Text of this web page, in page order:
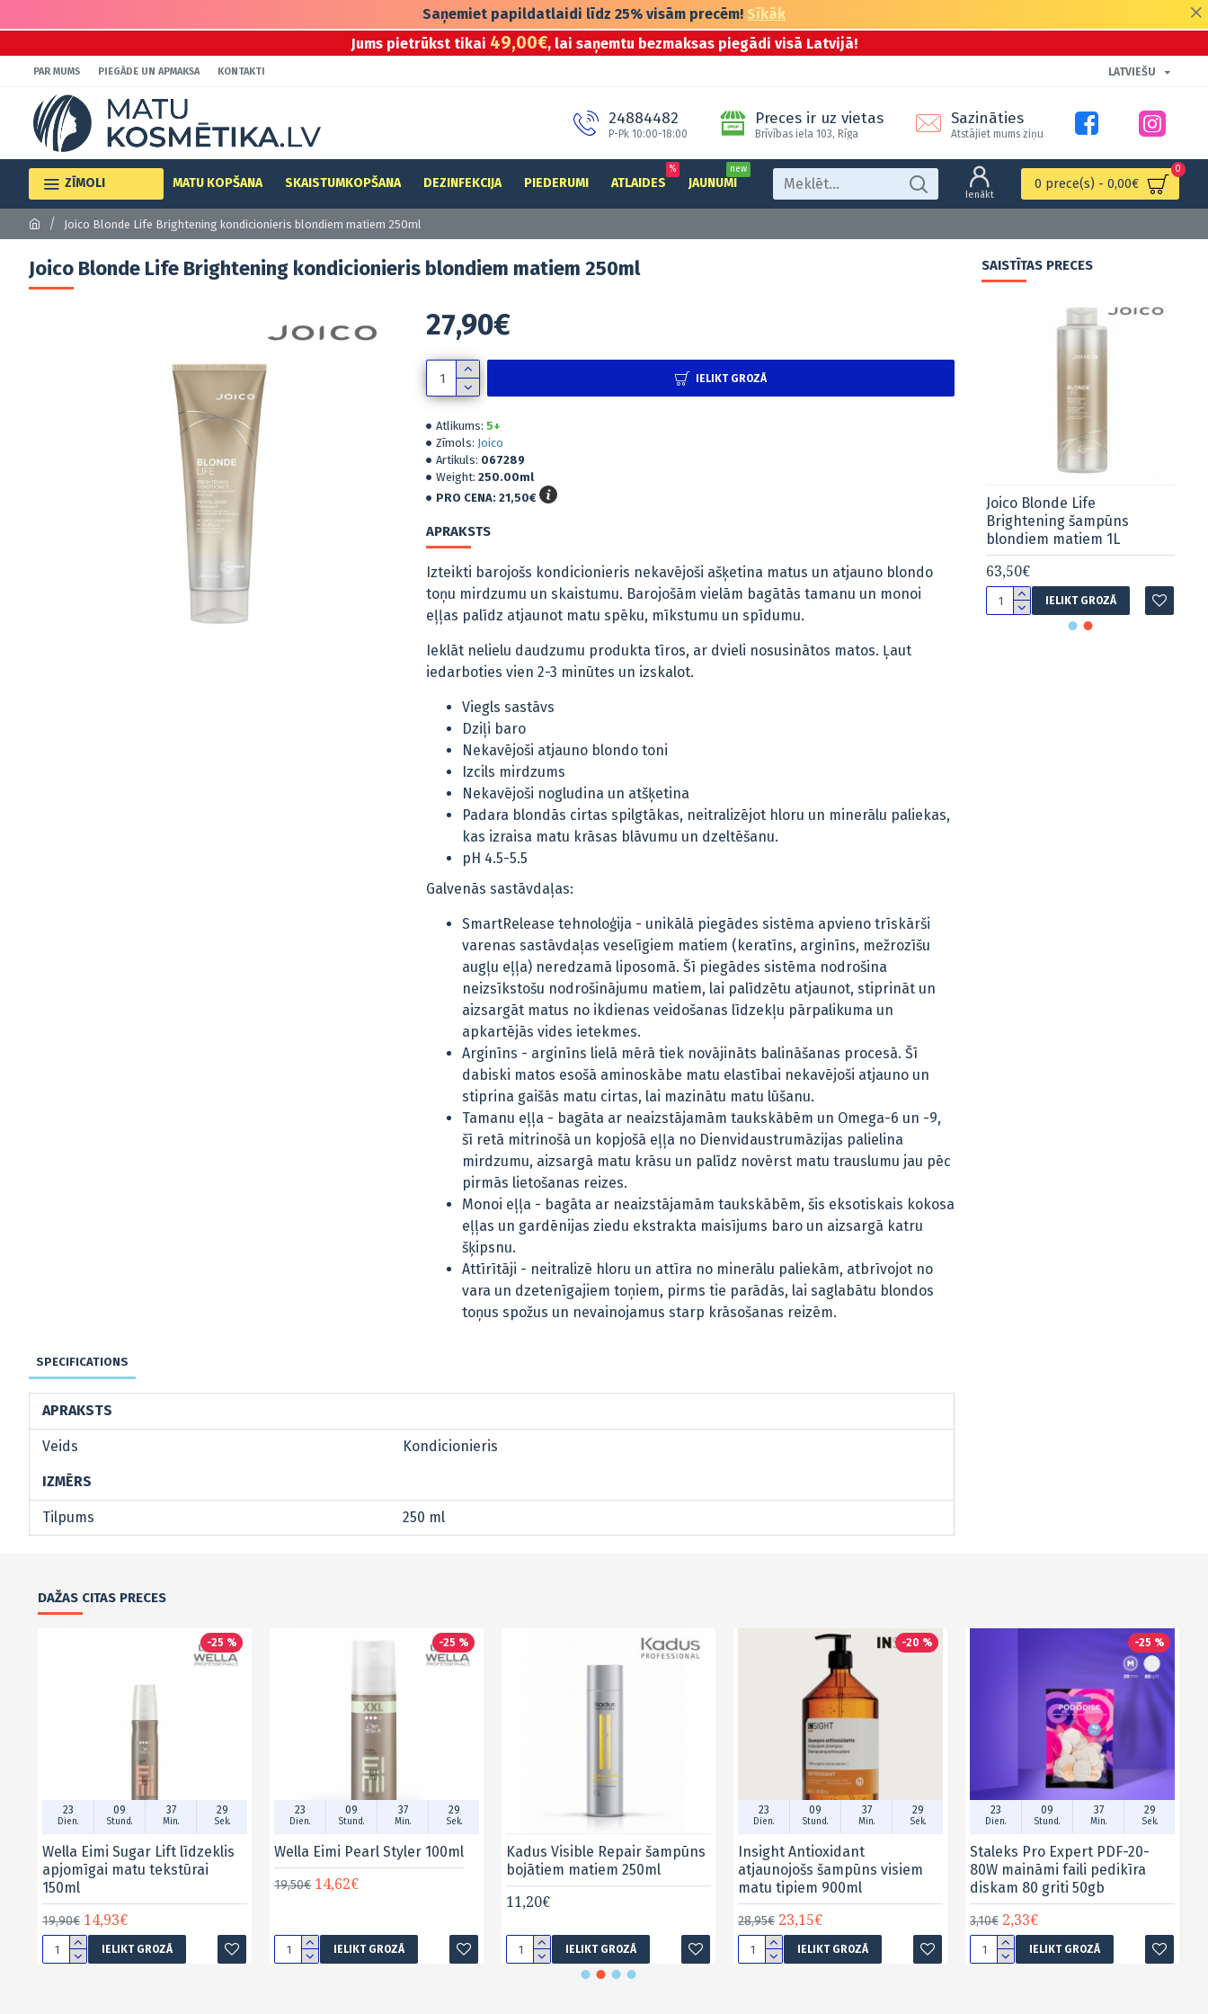
Saņemiet papildatlaidi līdz 25% visām precēm! Sīkāk
Jums pietrūkst tikai 49,00€, lai saņemtu bezmaksas piegādi visā Latvijā!
PAR MUMS PIEGĀDE UN APMAKSA KONTAKTI LATVIEŠU
24884482
P-Pk 10:00-18:00
Preces ir uz vietas
Brīvības iela 103, Rīga
Sazināties
Atstājiet mums ziņu
ZĪMOLI MATU KOPŠANA SKAISTUMKOPŠANA DEZINFEKCIJA PIEDERUMI ATLAIDES
%
JAUNUMI
new
Ienākt
0 prece(s) - 0,00€
0
Joico Blonde Life Brightening kondicionieris blondiem matiem 250ml
Joico Blonde Life Brightening kondicionieris blondiem matiem 250ml
Atlikums: 5+
Zīmols: Joico
Artikuls: 067289
Weight: 250.00ml
PRO CENA: 21,50€
27,90€
IELIKT GROZĀ
APRAKSTS
Izteikti barojošs kondicionieris nekavējoši ašķetina matus un atjauno blondo
toņu mirdzumu un skaistumu. Barojošām vielām bagātās tamanu un monoi
eļļas palīdz atjaunot matu spēku, mīkstumu un spīdumu.
Ieklāt nelielu daudzumu produkta tīros, ar dvieli nosusinātos matos. Ļaut
iedarboties vien 2-3 minūtes un izskalot.
Viegls sastāvs
Dziļi baro
Nekavējoši atjauno blondo toni
Izcils mirdzums
Nekavējoši nogludina un atšķetina
Padara blondās cirtas spilgtākas, neitralizējot hloru un minerālu paliekas,
kas izraisa matu krāsas blāvumu un dzeltēšanu.
pH 4.5-5.5
Galvenās sastāvdaļas:
SmartRelease tehnoloģija - unikālā piegādes sistēma apvieno trīskārši
varenas sastāvdaļas veselīgiem matiem (keratīns, arginīns, mežrozīšu
augļu eļļa) neredzamā liposomā. Šī piegādes sistēma nodrošina
neizsīkstošu nodrošinājumu matiem, lai palīdzētu atjaunot, stiprināt un
aizsargāt matus no ikdienas veidošanas līdzekļu pārpalikuma un
apkartējās vides ietekmes.
Arginīns - arginīns lielā mērā tiek novājināts balināšanas procesā. Šī
dabiski matos esošā aminoskābe matu elastībai nekavējoši atjauno un
stiprina gaišās matu cirtas, lai mazinātu matu lūšanu.
Tamanu eļļa - bagāta ar neaizstājamām taukskābēm un Omega-6 un -9,
šī retā mitrinošā un kopjošā eļļa no Dienvidaustrumāzijas palielina
mirdzumu, aizsargā matu krāsu un palīdz novērst matu trauslumu jau pēc
pirmās lietošanas reizes.
Monoi eļļa - bagāta ar neaizstājamām taukskābēm, šis eksotiskais kokosa
eļļas un gardēnijas ziedu ekstrakta maisījums baro un aizsargā katru
šķipsnu.
Attīrītāji - neitralizē hloru un attīra no minerālu paliekām, atbrīvojot no
vara un dzetenīgajiem toņiem, pirms tie parādās, lai saglabātu blondos
toņus spožus un nevainojamus starp krāsošanas reizēm.
SPECIFICATIONS
APRAKSTS
Veids Kondicionieris
IZMĒRS
Tilpums 250 ml
SAISTĪTAS PRECES
26,50€
IELIKT GROZĀ
Joico Blonde Life
Brightening šampūns
blondiem matiem 1L
63,50€
IELIKT GROZĀ
DAŽAS CITAS PRECES
-25 %
23
Dien.
09
Stund.
37
Min.
28
Sek.
Wella Eimi Sugar Lift līdzeklis
apjomīgai matu tekstūrai
150ml
19,90€ 14,93€
IELIKT GROZĀ
-25 %
23
Dien.
09
Stund.
37
Min.
28
Sek.
Wella Eimi Pearl Styler 100ml
19,50€ 14,62€
IELIKT GROZĀ
Kadus Visible Repair šampūns
bojātiem matiem 250ml
11,20€
IELIKT GROZĀ
-20 %
23
Dien.
09
Stund.
37
Min.
28
Sek.
Insight Antioxidant
atjaunojošs šampūns visiem
matu tipiem 900ml
28,95€ 23,15€
IELIKT GROZĀ
-25 %
23
Dien.
09
Stund.
37
Min.
28
Sek.
Staleks Pro Expert PDF-20-
80W maināmi faili pedikīra
diskam 80 griti 50gb
3,10€ 2,33€
IELIKT GROZĀ